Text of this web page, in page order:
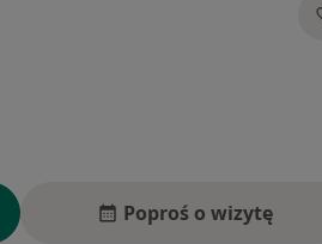
Poproś o wizytę